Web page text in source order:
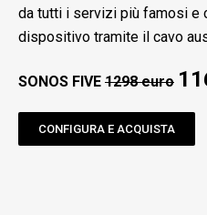
da tutti i servizi più famosi e
dispositivo tramite il cavo
SONOS FIVE 1298 euro
CONFIGURA E ACQUISTA